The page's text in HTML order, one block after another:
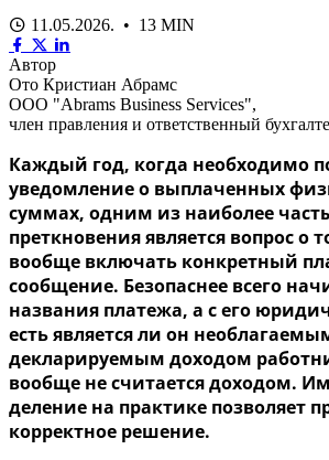
11.05.2026. • 13 MIN
Автор
Ото Кристиан Абрамс
ООО "Abrams Business Services",
член правления и ответственный
Каждый год, когда необходимо
уведомление о выплаченных
суммах, одним из наиболее
преткновения является вопрос о
вообще включать конкретный
сообщение. Безопаснее всего
названия платежа, а с его
есть является ли он
декларируемым доходом
вообще не считается доходом.
деление на практике позволяет
корректное решение.